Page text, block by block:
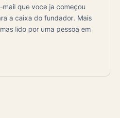
que voce ja começou
a caixa do fundador. Mais
lido por uma pessoa em